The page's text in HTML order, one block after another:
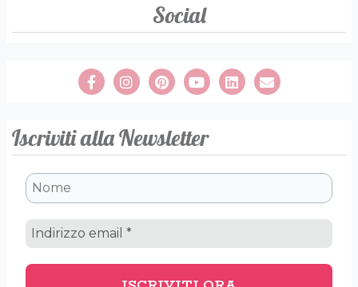
Social
Iscriviti alla Newsletter